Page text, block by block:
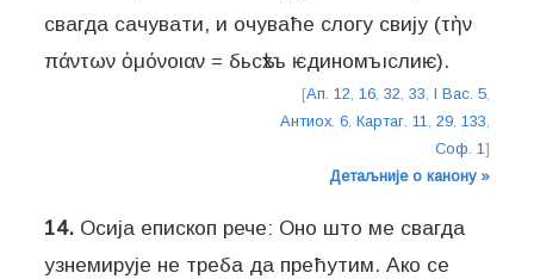
свагда сачувати, и очуваће слогу свију (τὴν
πάντων ὁμόνοιαν = бьсѣхъ ѥдиномъıслиѥ).
[Ап. 12 16, 32 33 I Вас. 5,
Антиох. 6, Картаг. 11 29, 133
Соф. 1 ]
Детаљније о канону »
14. Осија епископ рече: Оно што ме свагда
узнемирује не треба да прећутим. Ако се